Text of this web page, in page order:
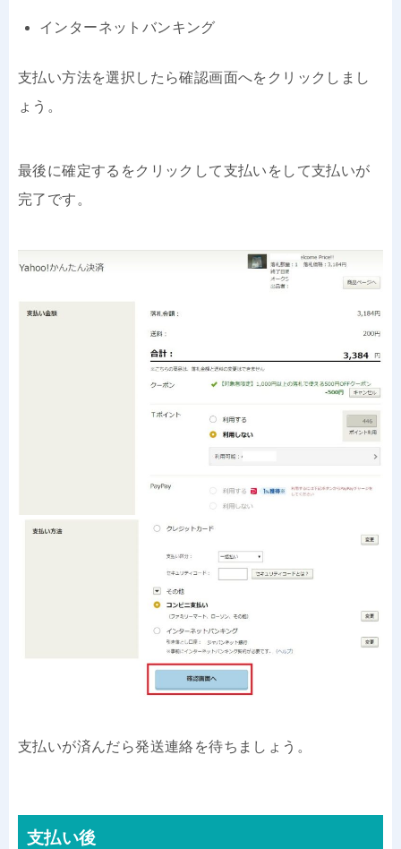
インターネットバンキング
支払い方法を選択したら確認画面へをクリックしまし
ょう。
最後に確定するをクリックして支払いをして支払いが
完了です。
支払いが済んだら発送連絡を待ちましょう。
支払い後